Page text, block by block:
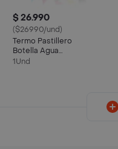
$ 26.990
($26990/und)
Termo Pastillero
Botella Agua
Organizador De
1Und